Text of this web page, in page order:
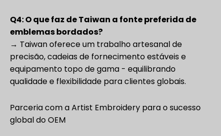
Q4: O que faz de Taiwan a fonte preferida de
emblemas bordados?
→ Taiwan oferece um trabalho artesanal de
precisão, cadeias de fornecimento estáveis e
equipamento topo de gama - equilibrando
qualidade e flexibilidade para clientes globais.
Parceria com a Artist Embroidery para o sucesso
global do OEM